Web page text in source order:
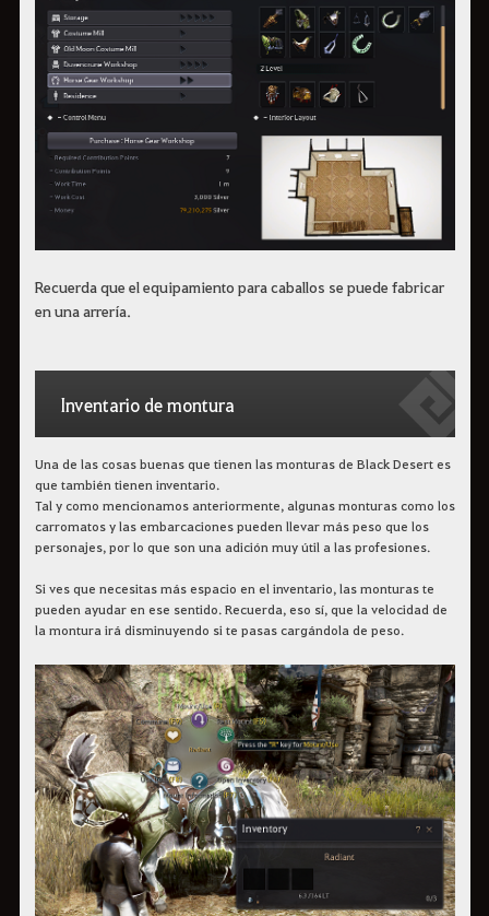
Recuerda que el equipamiento para caballos se puede fabricar
en una arrería.
Inventario de montura
Una de las cosas buenas que tienen las monturas de Black Desert es
que también tienen inventario.
Tal y como mencionamos anteriormente, algunas monturas como los
carromatos y las embarcaciones pueden llevar más peso que los
personajes, por lo que son una adición muy útil a las profesiones.
Si ves que necesitas más espacio en el inventario, las monturas te
pueden ayudar en ese sentido. Recuerda, eso sí, que la velocidad de
la montura irá disminuyendo si te pasas cargándola de peso.